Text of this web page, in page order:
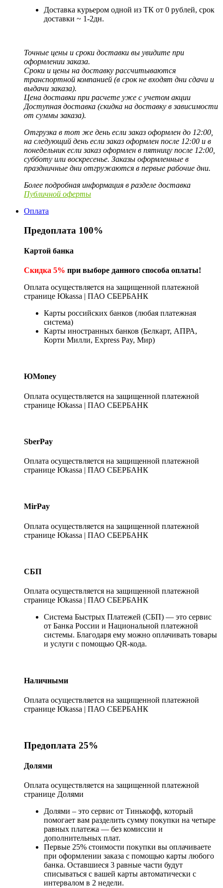
Доставка курьером одной из ТК от 0 рублей, срок
доставки ~ 1-2дн.
Точные цены и сроки доставки вы увидите при
оформлении заказа.
Сроки и цены на доставку рассчитываются
транспортной компанией (в срок не входят дни сдачи и
выдачи заказа).
Цена доставки при расчете уже с учетом акции
Доступная доставка (скидка на доставку в зависимости
от суммы заказа).
Отгрузка в тот же день если заказ оформлен до 12:00,
на следующий день если заказ оформлен после 12:00 и в
понедельник если заказ оформлен в пятницу после 12:00,
субботу или воскресенье. Заказы оформленные в
праздничные дни отгружаются в первые рабочие дни.
Более подробная информация в разделе доставка
Публичной оферты
Оплата
Предоплата 100%
Картой банка
Скидка 5% при выборе данного способа оплаты!
Оплата осуществляется на защищенной платежной
странице Юkassa | ПАО СБЕРБАНК
Карты российских банков (любая платежная
система)
Карты иностранных банков (Белкарт, АПРА,
Корти Милли, Express Pay, Мир)
ЮMoney
Оплата осуществляется на защищенной платежной
странице Юkassa | ПАО СБЕРБАНК
SberPay
Оплата осуществляется на защищенной платежной
странице Юkassa | ПАО СБЕРБАНК
MirPay
Оплата осуществляется на защищенной платежной
странице Юkassa | ПАО СБЕРБАНК
СБП
Оплата осуществляется на защищенной платежной
странице Юkassa | ПАО СБЕРБАНК
Система Быстрых Платежей (СБП) — это сервис
от Банка России и Национальной платежной
системы. Благодаря ему можно оплачивать товары
и услуги с помощью QR-кода.
Наличными
Оплата осуществляется на защищенной платежной
странице Юkassa | ПАО СБЕРБАНК
Предоплата 25%
Долями
Оплата осуществляется на защищенной платежной
странице Долями
Долями – это сервис от Тинькофф, который
помогает вам разделить сумму покупки на четыре
равных платежа — без комиссии и
дополнительных плат.
Первые 25% стоимости покупки вы оплачиваете
при оформлении заказа с помощью карты любого
банка. Оставшиеся 3 равные части будут
списываться с вашей карты автоматически с
интервалом в 2 недели.